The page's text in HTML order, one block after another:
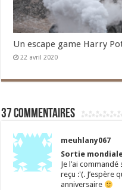
Un escape game Harry
22 avril 2020
37 commentaires
meuhlany067
Sortie
Je l’ai
reçu :'(. J’espère
anniversaire